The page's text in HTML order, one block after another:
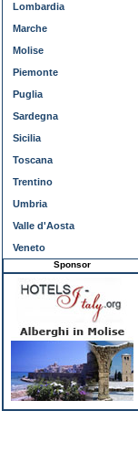
Lombardia
Marche
Molise
Piemonte
Puglia
Sardegna
Sicilia
Toscana
Trentino
Umbria
Valle d'Aosta
Veneto
Sponsor